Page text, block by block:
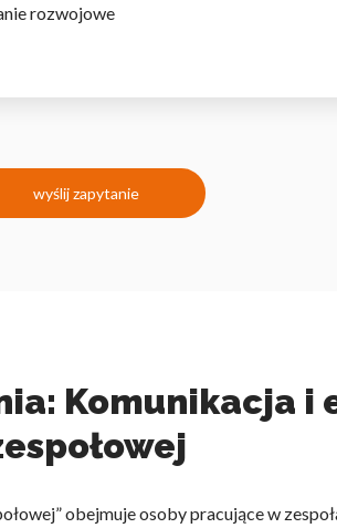
rozwojowe
wyślij zapytanie
Komunikacja i
obejmuje osoby pracujące w